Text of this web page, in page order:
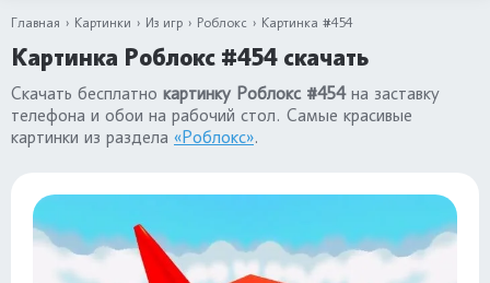
Главная Картинки Из игр Роблокс Картинка #454
Картинка Роблокс #454 скачать
Скачать бесплатно картинку Роблокс #454на заставку
телефона и обои на рабочий стол. Самые красивые
картинки из раздела «Роблокс».